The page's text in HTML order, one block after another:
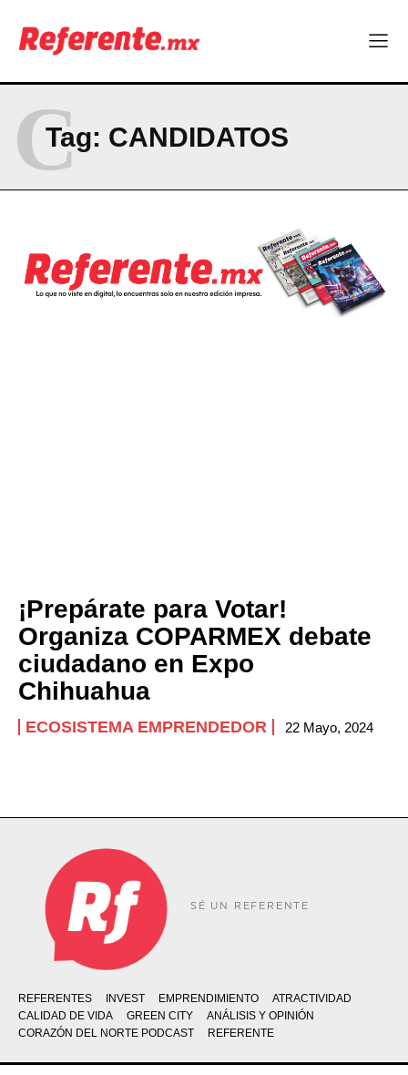
Más escuelas renovadas: fortalecen espacios para el regreso
a clases
partida
Company
CONTACT
PRIVACY POLICY
Tag: CANDIDATOS
C
¡Prepárate para Votar!
Organiza COPARMEX debate
ciudadano en Expo
Chihuahua
ECOSISTEMA EMPRENDEDOR 22 Mayo, 2024
SÉ UN REFERENTE
REFERENTES INVEST EMPRENDIMIENTO
ATRACTIVIDAD
CALIDAD DE VIDA
GREEN CITY
ANÁLISIS Y OPINIÓN
CORAZÓN DEL NORTE PODCAST
REFERENTE